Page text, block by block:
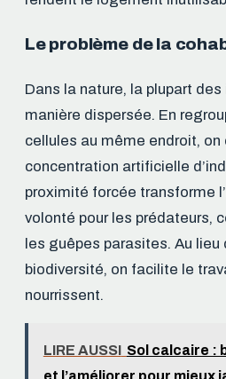
Le problème de la
Dans la nature, la plupart
manière dispersée. En
cellules au même endroit, on
concentration artificielle
proximité forcée transforme
volonté pour les prédateurs,
les guêpes parasites. Au lieu
biodiversité, on facilite le
nourrissent.
LIRE AUSSI
Sol calcaire :